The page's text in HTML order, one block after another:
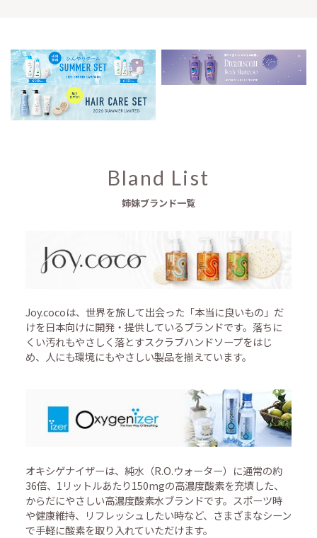
Bland List
姉妹ブランド一覧
Joy.cocoは、世界を旅して出会った「本当に良いもの」だ
けを日本向けに開発・提供しているブランドです。落ちに
くい汚れもやさしく落とすスクラブハンドソープをはじ
め、人にも環境にもやさしい製品を揃えています。
オキシゲナイザーは、純水（R.O.ウォーター）に通常の約
36倍、1リットルあたり150mgの高濃度酸素を充填した、
からだにやさしい高濃度酸素水ブランドです。スポーツ時
や健康維持、リフレッシュしたい時など、さまざまなシーン
で手軽に酸素を取り入れていただけます。